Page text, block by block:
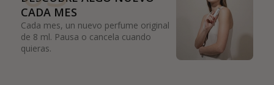
CADA MES
Cada mes, un nuevo perfume original
de 8 ml. Pausa o cancela cuando
quieras.